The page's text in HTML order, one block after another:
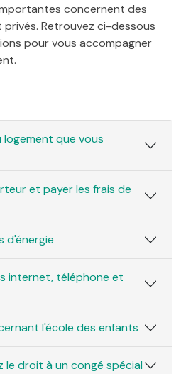
concernent des
Retrouvez ci-dessous
pour vous accompagner
logement que vous
et payer les frais de
d'énergie
internet, téléphone et
l'école des enfants
le droit à un congé spécial